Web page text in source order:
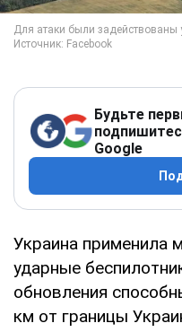
Будьте
Google
Украина применила
ударные
обновления
км от границы